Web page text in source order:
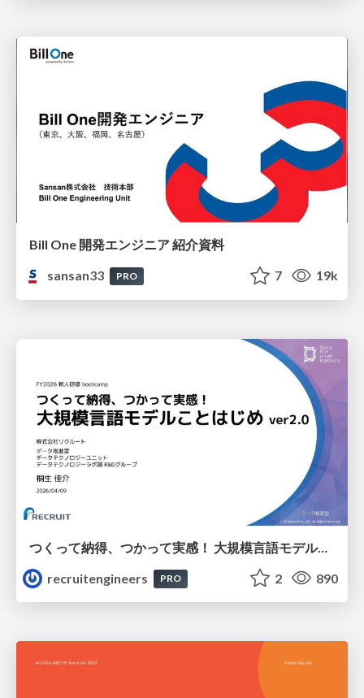
Bill One 開発エンジニア 紹介資料
sansan33
PRO 7 19k
つくって納得、つかって実感！ 大規模言語モデルことはじめ ver2.0
recruitengineers
PRO 2 890